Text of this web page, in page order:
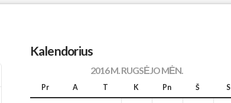
Kalendorius
2016 M. RUGSĖJO MĖN.
Pr A T K Pn Š S